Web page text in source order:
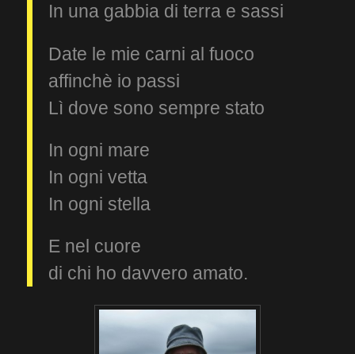
In una gabbia di terra e sassi
Date le mie carni al fuoco
affinchè io passi
Lì dove sono sempre stato
In ogni mare
In ogni vetta
In ogni stella
E nel cuore
di chi ho davvero amato.